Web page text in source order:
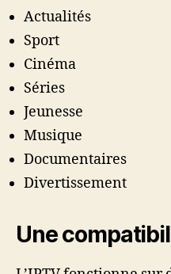
Actualités
Sport
Cinéma
Séries
Jeunesse
Musique
Documentaires
Divertissement
Une